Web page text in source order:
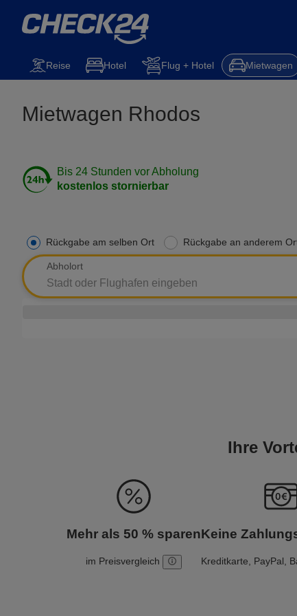
Reise Hotel Flug + Hotel Mietwagen
Mietwagen Rhodos
Bis 24 Stunden vor Abholung
kostenlos stornierbar
Rückgabe am selben Ort Rückgabe an anderem
Abholort
Ihre
Mehr als 50 % sparen
im Preisvergleich
Keine
Kreditkarte, PayPal,